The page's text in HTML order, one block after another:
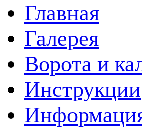
Главная
Галерея
Ворота и
Инструкции